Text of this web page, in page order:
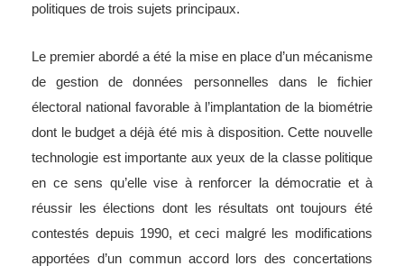
politiques de trois sujets principaux.
Le premier abordé a été la mise en place d’un mécanisme
de gestion de données personnelles dans le fichier
électoral national favorable à l’implantation de la biométrie
dont le budget a déjà été mis à disposition. Cette nouvelle
technologie est importante aux yeux de la classe politique
en ce sens qu’elle vise à renforcer la démocratie et à
réussir les élections dont les résultats ont toujours été
contestés depuis 1990, et ceci malgré les modifications
apportées d’un commun accord lors des concertations